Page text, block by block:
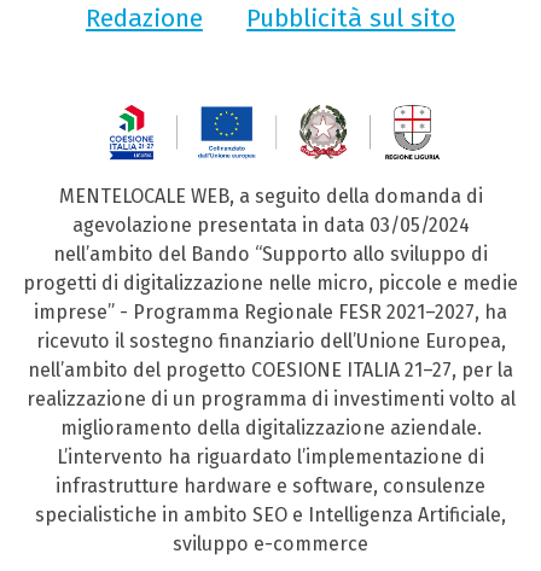
Redazione
Pubblicità sul sito
MENTELOCALE WEB, a seguito della domanda di
agevolazione presentata in data 03/05/2024
nell’ambito del Bando “Supporto allo sviluppo di
progetti di digitalizzazione nelle micro, piccole e medie
imprese” - Programma Regionale FESR 2021–2027, ha
ricevuto il sostegno finanziario dell’Unione Europea,
nell’ambito del progetto COESIONE ITALIA 21–27, per la
realizzazione di un programma di investimenti volto al
miglioramento della digitalizzazione aziendale.
L’intervento ha riguardato l’implementazione di
infrastrutture hardware e software, consulenze
specialistiche in ambito SEO e Intelligenza Artificiale,
sviluppo e-commerce